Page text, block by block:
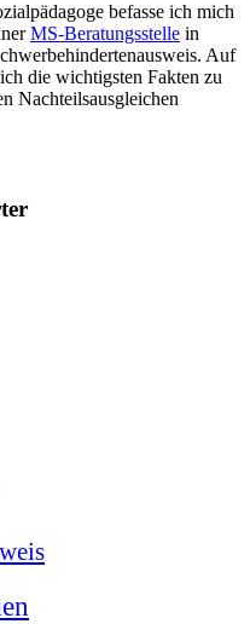
befasse ich mich
MS-Beratungsstelle in
Auf
die wichtigsten Fakten zu
Nachteilsausgleichen